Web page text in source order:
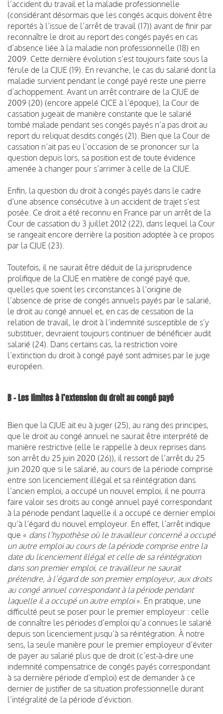
l’accident du travail et la maladie professionnelle
(considérant désormais que les congés acquis doivent être
reportés à l’issue de l’arrêt de travail (17)) avant de finir par
reconnaître le droit au report des congés payés en cas
d’absence liée à la maladie non professionnelle (18) en
2009. Cette dernière évolution s’est toujours faite sous la
férule de la CJUE (19). En revanche, le cas du salarié dont la
maladie survient pendant le congé payé reste une pierre
d’achoppement. Avant un arrêt contraire de la CJUE de
2009 (20) (encore appelé CJCE à l’époque), la Cour de
cassation jugeait de manière constante que le salarié
tombé malade pendant ses congés payés n’a pas droit au
report du reliquat desdits congés (21). Bien que la Cour de
cassation n’ait pas eu l’occasion de se prononcer sur la
question depuis lors, sa position est de toute évidence
amenée à changer pour s’arrimer à celle de la CJUE.
Enfin, la question du droit à congés payés dans le cadre
d’une absence consécutive à un accident de trajet s’est
posée. Ce droit a été reconnu en France par un arrêt de la
Cour de cassation du 3 juillet 2012 (22), dans lequel la Cour
se rangeait encore derrière la position adoptée à ce propos
par la CJUE (23).
Toutefois, il ne saurait être déduit de la jurisprudence
prolifique de la CJUE en matière de congé payé que,
quelles que soient les circonstances à l’origine de
l’absence de prise de congés annuels payés par le salarié,
le droit au congé annuel et, en cas de cessation de la
relation de travail, le droit à l’indemnité susceptible de s’y
substituer, devraient toujours continuer de bénéficier audit
salarié (24). Dans certains cas, la restriction voire
l’extinction du droit à congé payé sont admises par le juge
européen.
B – Les limites à l’extension du droit au congé payé
Bien que la CJUE ait eu à juger (25), au rang des principes,
que le droit au congé annuel ne saurait être interprété de
manière restrictive (elle le rappelle à deux reprises dans
son arrêt du 25 juin 2020 (26)), il ressort de l’arrêt du 25
juin 2020 que si le salarié, au cours de la période comprise
entre son licenciement illégal et sa réintégration dans
l’ancien emploi, a occupé un nouvel emploi, il ne pourra
faire valoir ses droits au congé annuel payé correspondant
à la période pendant laquelle il a occupé ce dernier emploi
qu’à l’égard du nouvel employeur. En effet, l’arrêt indique
que « dans l’hypothèse où le travailleur concerné a occupé
un autre emploi au cours de la période comprise entre la
date du licenciement illégal et celle de sa réintégration
dans son premier emploi, ce travailleur ne saurait
prétendre, à l’égard de son premier employeur, aux droits
au congé annuel correspondant à la période pendant
laquelle il a occupé un autre emploi». En pratique, une
difficulté peut se poser pour le premier employeur : celle
de connaître les périodes d’emploi qu’a connues le salarié
depuis son licenciement jusqu’à sa réintégration. À notre
sens, la seule manière pour le premier employeur d’éviter
de payer au salarié plus que de droit (c’est-à-dire une
indemnité compensatrice de congés payés correspondant
à sa dernière période d’emploi) est de demander à ce
dernier de justifier de sa situation professionnelle durant
l’intégralité de la période d’éviction.